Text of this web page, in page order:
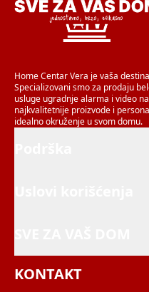
Home Centar Vera je vaša
Specializovani smo za prodaju
usluge ugradnje alarma i video
najkvalitetnije proizvode i
idealno okruženje u svom domu.
KONTAKT